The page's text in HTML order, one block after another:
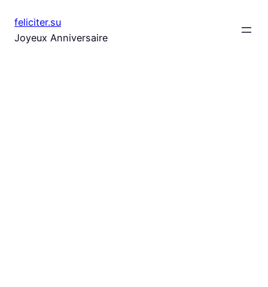
au
contenu
feliciter.su
Joyeux Anniversaire